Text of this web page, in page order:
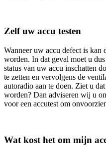
Zelf uw accu testen
Wanneer uw accu defect is kan
worden. In dat geval moet u
status van uw accu inschatten
te zetten en vervolgens de
autoradio aan te doen. Ziet u
worden? Dan adviseren wij u
voor een accutest om
Wat kost het om mijn